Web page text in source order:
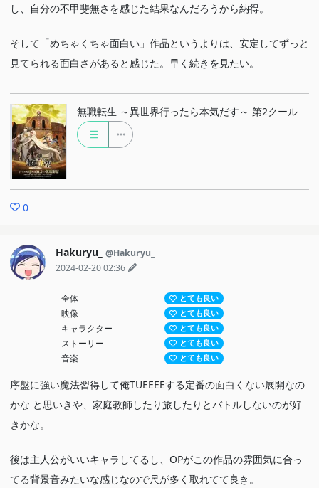
し、自分の不甲斐無さを感じた結果なんだろうから納得。
そして「めちゃくちゃ面白い」作品というよりは、安定してずっと
見てられる面白さがあると感じた。早く続きを見たい。
無職転生 ～異世界行ったら本気だす～ 第2クール
0
Hakuryu_ @Hakuryu_
2024-02-20 02:36
全体 とても良い
映像 とても良い
キャラクター とても良い
ストーリー とても良い
音楽 とても良い
序盤に強い魔法習得して俺TUEEEEする定番の面白くない展開なの
かな と思いきや、家庭教師したり旅したりとバトルしないのが好
きかな。
後は主人公がいいキャラしてるし、OPがこの作品の雰囲気に合っ
てる背景音みたいな感じなので尺が多く取れてて良き。